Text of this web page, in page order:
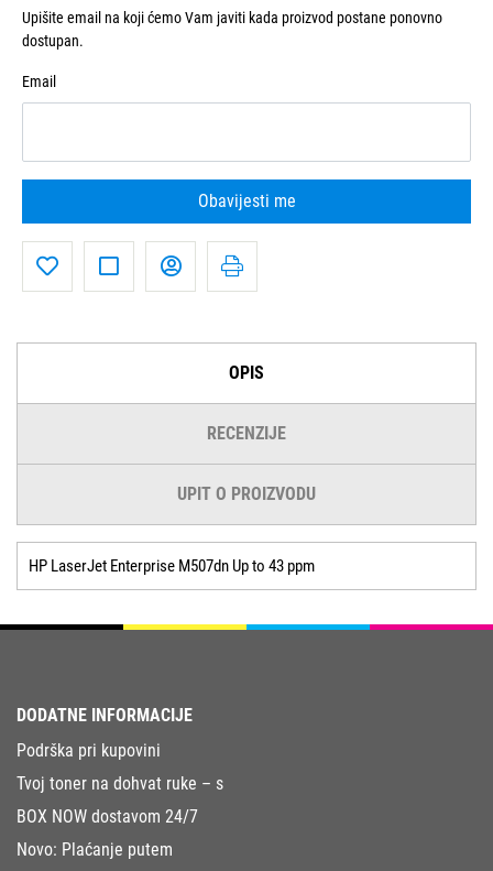
Upišite email na koji ćemo Vam javiti kada proizvod postane ponovno
dostupan.
Email
Obavijesti me
OPIS
RECENZIJE
UPIT O PROIZVODU
HP LaserJet Enterprise M507dn Up to 43 ppm
DODATNE INFORMACIJE
Podrška pri kupovini
Tvoj toner na dohvat ruke – s
BOX NOW dostavom 24/7
Novo: Plaćanje putem